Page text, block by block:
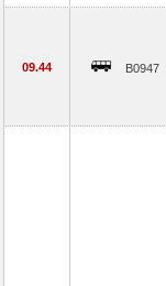
09.44 B0947